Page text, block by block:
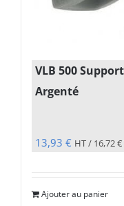
VLB 500
Argenté
13,93 € HT / 16,72€
Ajouter au panier